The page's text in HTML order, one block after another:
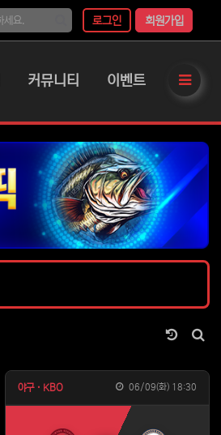
로그인 회원가입
커뮤니티 이벤트 사이
날짜순
야구 · KBO 06/09(화) 18:30